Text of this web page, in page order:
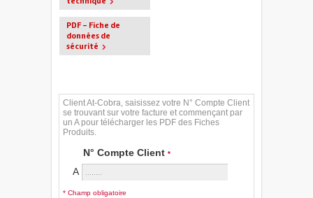
PDF - Fiche de
données de
sécurité
Client At-Cobra, saisissez votre N° Compte Client
se trouvant sur votre facture et commençant par
un A pour télécharger les PDF des Fiches
Produits.
N° Compte Client *
A
* Champ obligatoire